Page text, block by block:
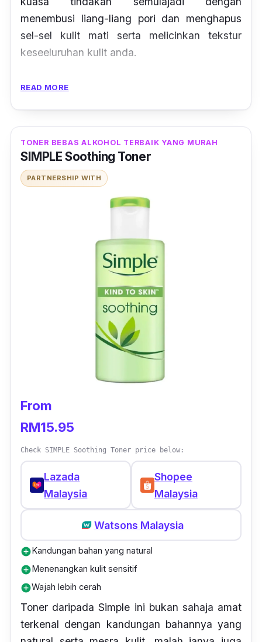
menembusi liang-liang pori dan menghapus
sel-sel kulit mati serta melicinkan tekstur
keseeluruhan kulit anda.
bintik hitam dan bakteria bahaya yang sering
menyebabkan jerawat hormonal.
READ MORE
TONER BEBAS ALKOHOL TERBAIK YANG MURAH
SIMPLE Soothing Toner
PARTNERSHIP WITH
From
RM15.95
Check SIMPLE Soothing Toner price below:
Lazada
Malaysia
Shopee
Malaysia
Watsons Malaysia
add_circleKandungan bahan yang natural
add_circleMenenangkan kulit sensitif
add_circleWajah lebih cerah
Toner daripada Simple ini bukan sahaja amat
terkenal dengan kandungan bahannya yang